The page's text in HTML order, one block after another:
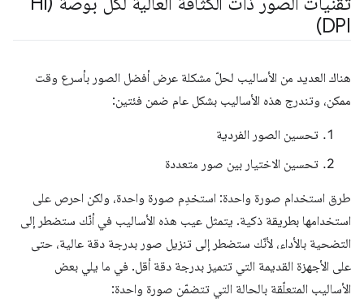
DPI)
هناك العديد من الأساليب لحلّ مشكلة عرض أفضل الصور بأسرع وقت
ممكن، وتندرج هذه الأساليب بشكل عام ضمن فئتين:
تحسين الصور الفردية
تحسين الاختيار بين صور متعددة
طرق استخدام صورة واحدة: استخدِم صورة واحدة، ولكن احرص على
استخدامها بطريقة ذكية. يتمثل عيب هذه الأساليب في أنّك ستضطر إلى
التضحية بالأداء، لأنّك ستضطر إلى تنزيل صور بدرجة دقة عالية، حتى
على الأجهزة القديمة التي تتميز بدرجة دقة أقل. في ما يلي بعض
الأساليب المتعلّقة بالحالة التي تتضمّن صورة واحدة: